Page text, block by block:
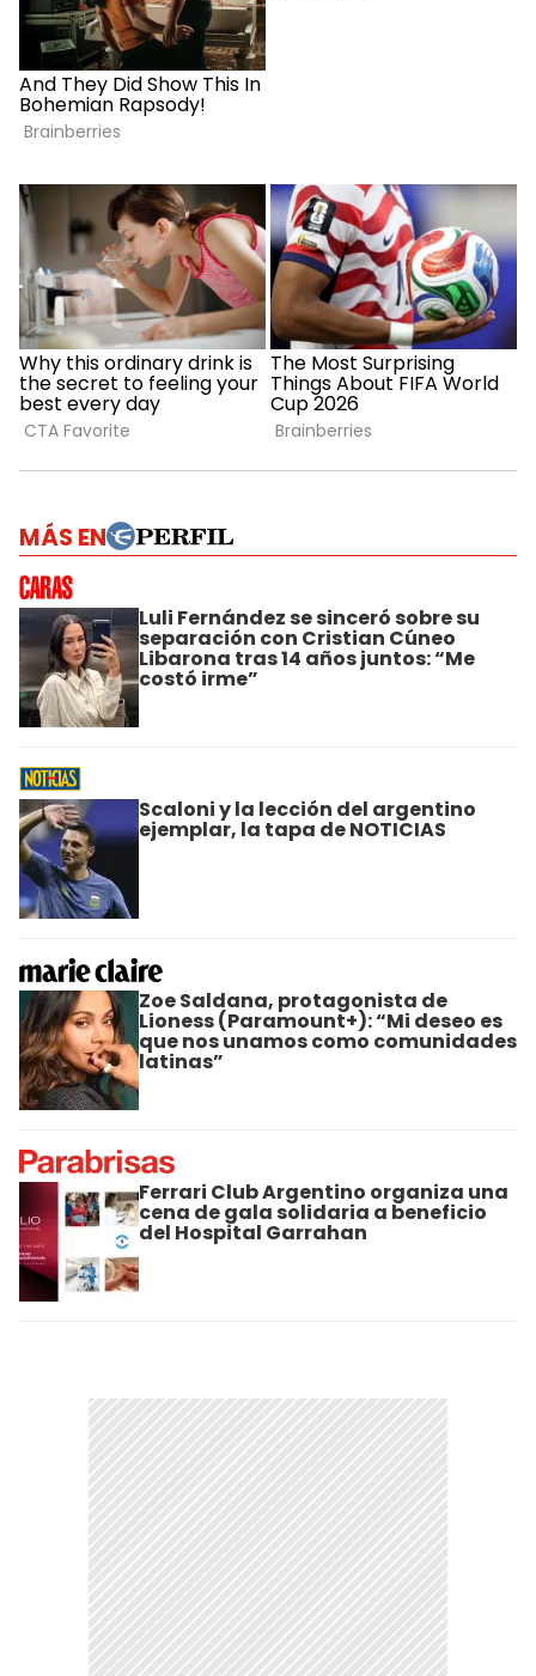
MÁS EN
Luli Fernández se sinceró sobre su
separación con Cristian Cúneo
Libarona tras 14 años juntos: “Me
costó irme”
Scaloni y la lección del argentino
ejemplar, la tapa de NOTICIAS
Zoe Saldana, protagonista de
Lioness (Paramount+): “Mi deseo es
que nos unamos como comunidades
latinas”
Ferrari Club Argentino organiza una
cena de gala solidaria a beneficio
del Hospital Garrahan